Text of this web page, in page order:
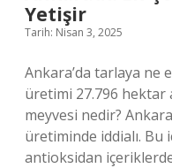
Yetişir
Tarih: Nisan 3, 2025
Ankara’da tarlaya ne
üretimi 27.796 hektar
meyvesi nedir?
üretiminde iddialı. Bu
antioksidan